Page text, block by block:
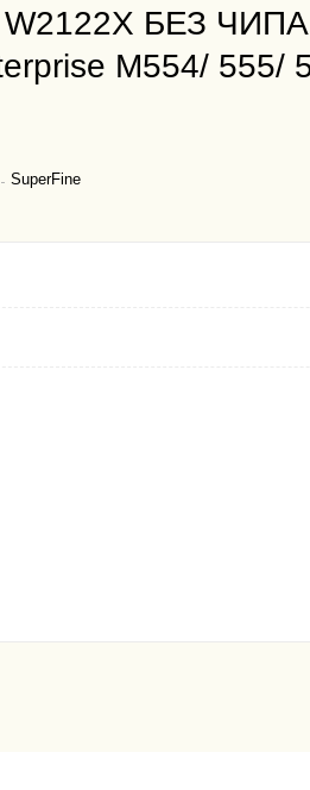
W2122X БЕЗ
M554/ 555/
SuperFine